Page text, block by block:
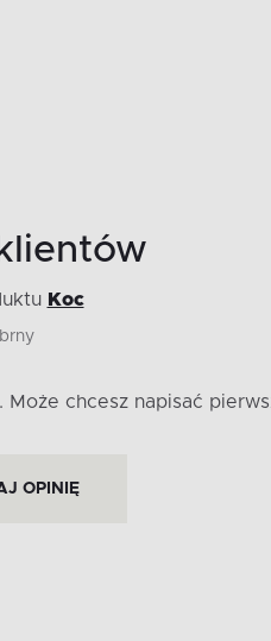
Koc
Może chcesz napisać
OPINIĘ